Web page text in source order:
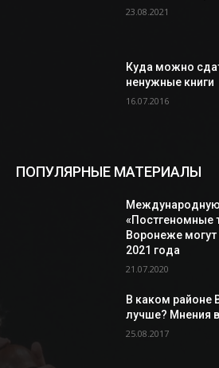
23.08.2021
Куда можно
ненужные книги
16.07.2016
ПОПУЛЯРНЫЕ МАТЕРИАЛЫ
«Постгеномные
Воронеже могут
2021 года
21.07.2020
В каком районе
лучше? Мнения
25.08.2017